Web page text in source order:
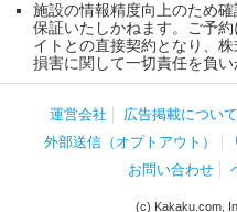
施設の情報精度向上のため
保証いたしかねます。ご予
イトとの直接契約となり、
損害に関して一切責任を負い
運営会社 広告掲載について
外部送信（オプトアウト）
お問い合わせ
(c) Kakaku.com,